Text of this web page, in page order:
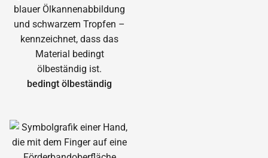
bedingt ölbeständig